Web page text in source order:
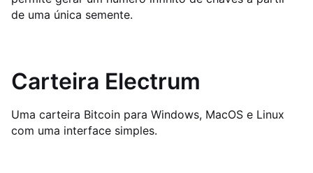
de uma única semente.
Carteira Electrum
Uma carteira Bitcoin para Windows, MacOS e Linux
com uma interface simples.